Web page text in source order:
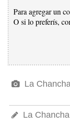
Para agregar un
O si lo preferís,
La
La